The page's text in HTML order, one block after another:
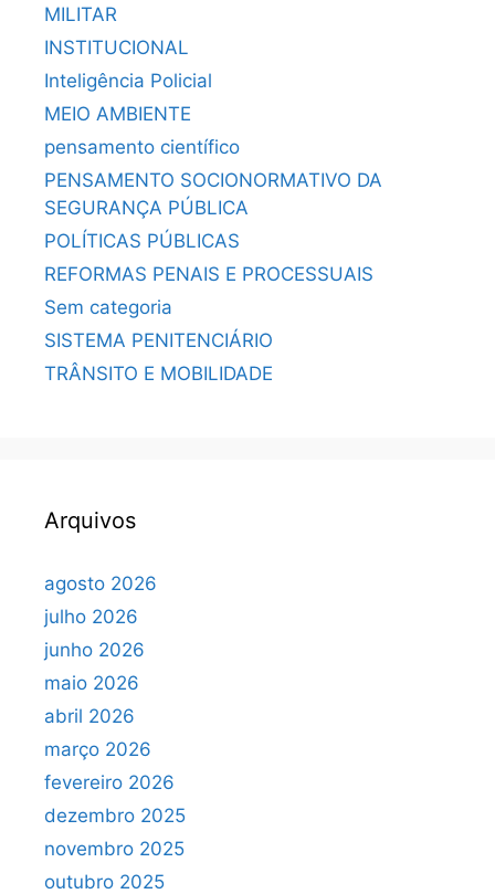
MILITAR
INSTITUCIONAL
Inteligência Policial
MEIO AMBIENTE
pensamento científico
PENSAMENTO SOCIONORMATIVO DA
SEGURANÇA PÚBLICA
POLÍTICAS PÚBLICAS
REFORMAS PENAIS E PROCESSUAIS
Sem categoria
SISTEMA PENITENCIÁRIO
TRÂNSITO E MOBILIDADE
Arquivos
agosto 2026
julho 2026
junho 2026
maio 2026
abril 2026
março 2026
fevereiro 2026
dezembro 2025
novembro 2025
outubro 2025